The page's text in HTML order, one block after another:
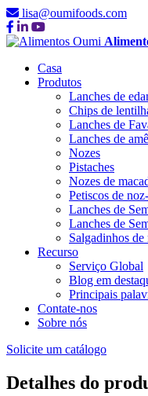
lisa@oumifoods.com
Casa
Produtos
Lanches de
Chips de
Lanches de
Lanches de
Nozes
Pistaches
Nozes de
Petiscos de
Lanches de
Lanches de
Salgadinhos
Recurso
Serviço Global
Blog em
Principais
Contate-nos
Sobre nós
Solicite um catálogo
Detalhes do